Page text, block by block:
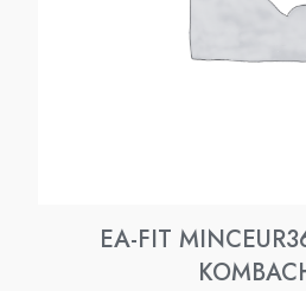
EA-FIT